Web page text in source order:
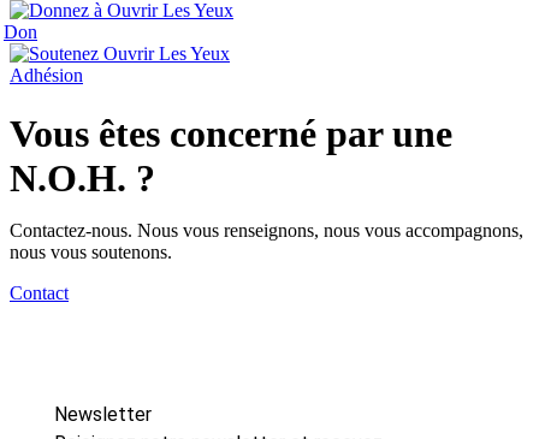
Don
Adhésion
Vous êtes concerné par une
N.O.H. ?
Contactez-nous. Nous vous renseignons, nous vous accompagnons,
nous vous soutenons.
Contact
Newsletter